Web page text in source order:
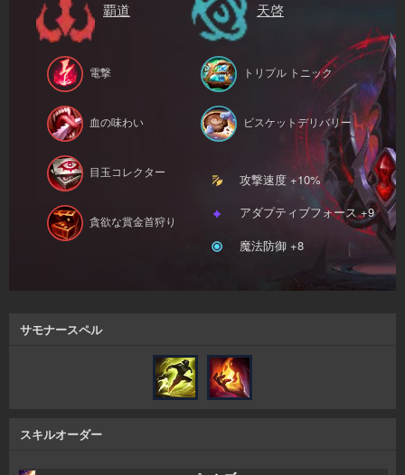
覇道
電撃
血の味わい
目玉コレクター
貪欲な賞金首狩り
天啓
トリプル トニック
ビスケットデリバリー
攻撃速度 +10%
アダプティブフォース +9
魔法防御 +8
サモナースペル
スキルオーダー